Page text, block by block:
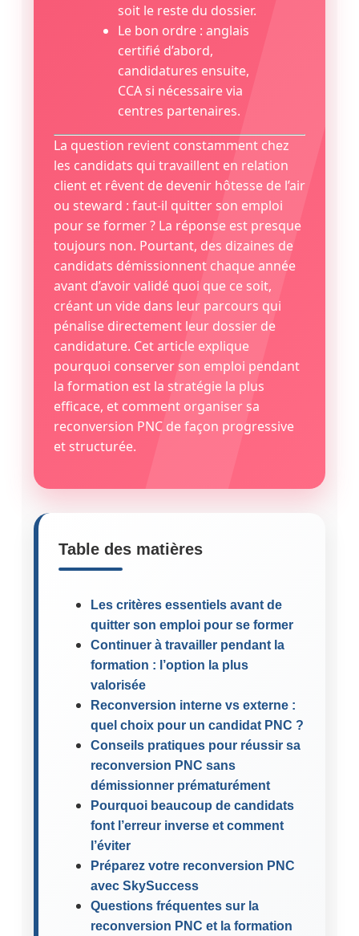
soit le reste du dossier.
Le bon ordre : anglais
certifié d’abord,
candidatures ensuite,
CCA si nécessaire via
centres partenaires.
La question revient constamment chez
les candidats qui travaillent en relation
client et rêvent de devenir hôtesse de l’air
ou steward : faut-il quitter son emploi
pour se former ? La réponse est presque
toujours non. Pourtant, des dizaines de
candidats démissionnent chaque année
avant d’avoir validé quoi que ce soit,
créant un vide dans leur parcours qui
pénalise directement leur dossier de
candidature. Cet article explique
pourquoi conserver son emploi pendant
la formation est la stratégie la plus
efficace, et comment organiser sa
reconversion PNC de façon progressive
et structurée.
Table des matières
Les critères essentiels avant de
quitter son emploi pour se former
Continuer à travailler pendant la
formation : l’option la plus
valorisée
Reconversion interne vs externe :
quel choix pour un candidat PNC ?
Conseils pratiques pour réussir sa
reconversion PNC sans
démissionner prématurément
Pourquoi beaucoup de candidats
font l’erreur inverse et comment
l’éviter
Préparez votre reconversion PNC
avec SkySuccess
Questions fréquentes sur la
reconversion PNC et la formation